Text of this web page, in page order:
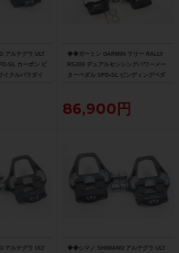
アルテグラ ULT
SL カーボン ビ
イクルパラダイ
◆◆ガーミン GARMIN ラリー RALLY
RS200 デュアルセンシングパワーメー
ターペダル SPD-SL ビンディングペダ
86,900円
アルテグラ ULT
◆◆シマノ SHIMANO アルテグラ ULT